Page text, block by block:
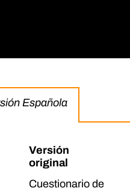
Española
Versión
original
Cuestionario de